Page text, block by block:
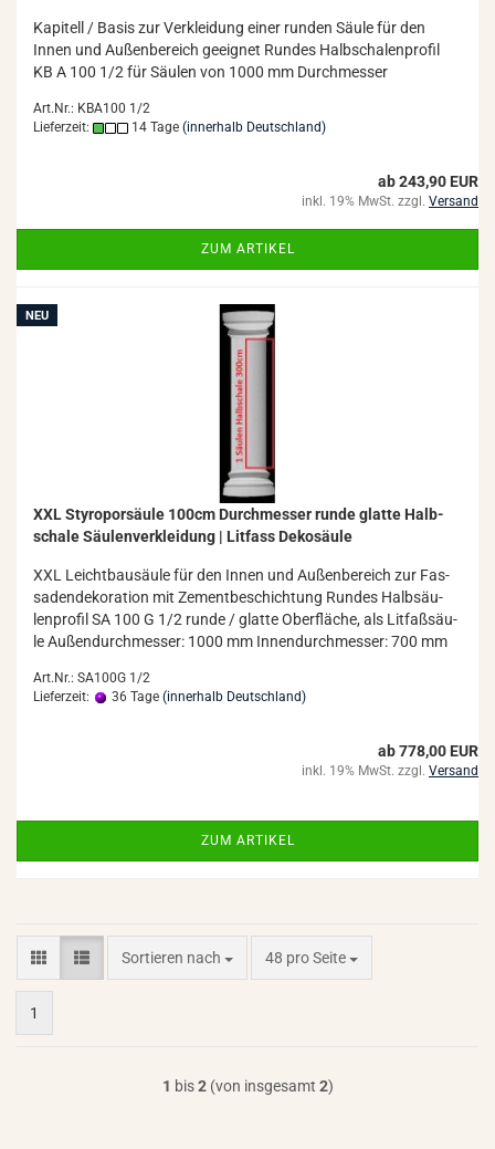
Ka­pi­tell / Basis zur Ver­klei­dung einer run­den Säule für den
Innen und Au­ßen­be­reich ge­eig­net Run­des Halb­scha­len­pro­fil
KB A 100 1/2 für Säu­len von 1000 mm Durch­mes­ser
Art.Nr.: KBA100 1/2
Lieferzeit:
14 Tage (innerhalb Deutschland)
ab 243,90 EUR
inkl. 19% MwSt. zzgl. Versand
ZUM ARTIKEL
NEU
XXL Sty­ro­por­säu­le 100cm Durch­mes­ser runde glat­te Halb­
scha­le Säu­len­ver­klei­dung | Lit­fass De­ko­säu­le
XXL Leicht­bau­säu­le für den Innen und Au­ßen­be­reich zur Fas­
sa­den­de­ko­ra­ti­on mit Ze­ment­be­schich­tung Run­des Halb­säu­
len­pro­fil SA 100 G 1/2 runde / glat­te Ober­flä­che, als Lit­faß­säu­
le Au­ßen­durch­mes­ser: 1000 mm In­nen­durch­mes­ser: 700 mm
Art.Nr.: SA100G 1/2
Lieferzeit:
36 Tage (innerhalb Deutschland)
ab 778,00 EUR
inkl. 19% MwSt. zzgl. Versand
ZUM ARTIKEL
Sortieren nach
Sortieren nach 48 pro Seite
pro Seite
1
1 bis2(von insgesamt 2)